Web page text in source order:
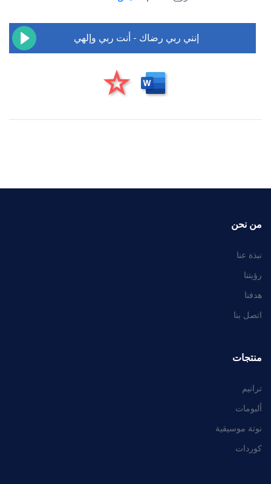
إنني ربي رضاك - أنت ربي وإلهي
من نحن
نبذة عنا
رؤيتنا
هدفنا
اتصل بنا
منتجات
ترانيم
ألبومات
نوتة موسيقية
كوردات